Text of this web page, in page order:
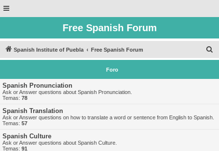
Free Spanish Forum
Spanish Institute of Puebla Free Spanish Forum
u
Foro
Spanish Pronunciation
Ask or Answer questions about Spanish Pronunciation.
Temas: 78
Spanish Translation
Ask or Answer questions on how to translate a word or sentence from English to Spanish.
Temas: 57
Spanish Culture
Ask or Answer questions about Spanish Culture.
Temas: 91